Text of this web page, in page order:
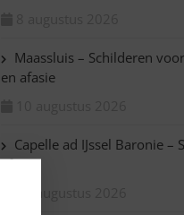
Maassluis – Schilderen
en afasie
Capelle ad IJssel Baronie –
afasie